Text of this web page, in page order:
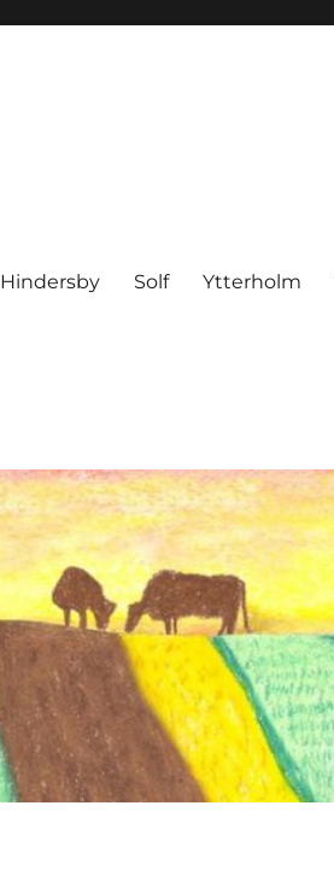
Hindersby Solf Ytterholm